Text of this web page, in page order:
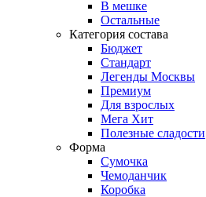
В мешке
Остальные
Категория состава
Бюджет
Стандарт
Легенды Москвы
Премиум
Для взрослых
Мега Хит
Полезные сладости
Форма
Сумочка
Чемоданчик
Коробка